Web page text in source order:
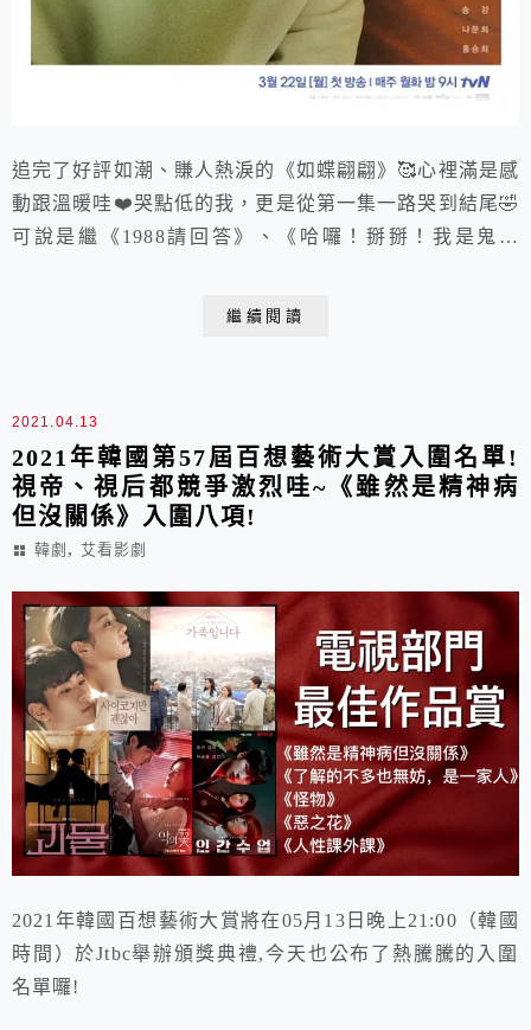
追完了好評如潮、賺人熱淚的《如蝶翩翩》🥰心裡滿是感
動跟溫暖哇❤️哭點低的我，更是從第一集一路哭到結尾🤣
可說是繼《1988請回答》、《哈囉！掰掰！我是鬼媽
繼續閱讀
2021.04.13
2021年韓國第57屆百想藝術大賞入圍名單!
視帝、視后都競爭激烈哇~《雖然是精神病
但沒關係》入圍八項!
韓劇 , 艾看影劇
2021年韓國百想藝術大賞將在05月13日晚上21:00（韓國
時間）於Jtbc舉辦頒獎典禮,今天也公布了熱騰騰的入圍
名單囉!